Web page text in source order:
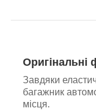
Оригінальні
Завдяки
багажник
місця.